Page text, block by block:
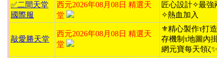
✅二間天堂
國際服
西元2026年08月08日 精選天
堂
匠心設計✧最強
✧熱血加入
敲愛勝天堂
西元2026年08月08日 精選天
堂
⚜️精心製作τ打
存機制τ地圖內
網元寶每天領ζ✨